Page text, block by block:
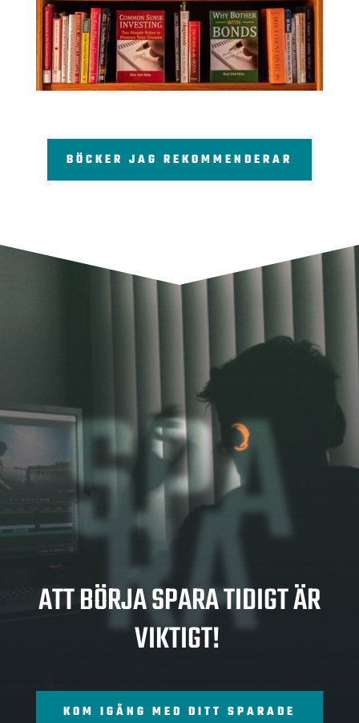
BÖCKER JAG REKOMMENDERAR
SPA
RA
ATT BÖRJA SPARA TIDIGT ÄR
VIKTIGT!
KOM IGÅNG MED DITT SPARADE